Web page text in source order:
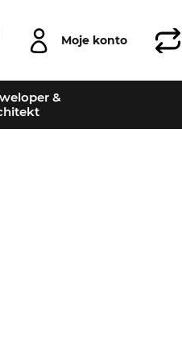
Moje konto
&